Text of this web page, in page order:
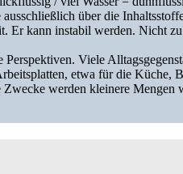
über die
Er kann instabil werden. Nicht
Viele
etwa für die Küche,
werden kleinere Mengen